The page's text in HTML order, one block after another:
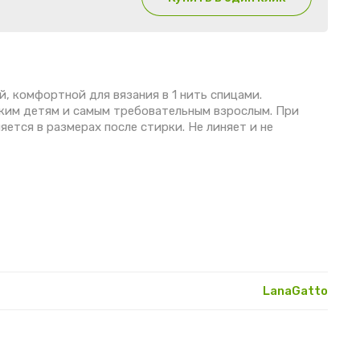
комфортной для вязания в 1 нить спицами.
детям и самым требовательным взрослым. При
в размерах после стирки. Не линяет и не
LanaGatto